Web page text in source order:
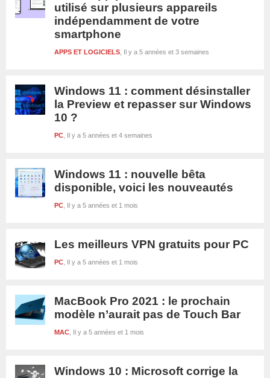
utilisé sur plusieurs appareils
indépendamment de votre
smartphone
Il y a 5 années et 3 semaines
APPS ET LOGICIELS
Windows 11 : comment désinstaller
la Preview et repasser sur Windows
10 ?
Il y a 5 années et 4 semaines
PC
Windows 11 : nouvelle bêta
disponible, voici les nouveautés
Il y a 5 années et 1 mois
PC
Les meilleurs VPN gratuits pour PC
Il y a 5 années et 1 mois
PC
MacBook Pro 2021 : le prochain
modèle n’aurait pas de Touch Bar
Il y a 5 années et 1 mois
MAC
Windows 10 : Microsoft corrige la